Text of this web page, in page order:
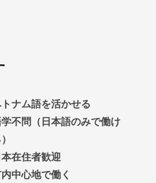
ナム語を活かせる
不問（日本語のみで働け
本在住者歓迎
中心地で働く